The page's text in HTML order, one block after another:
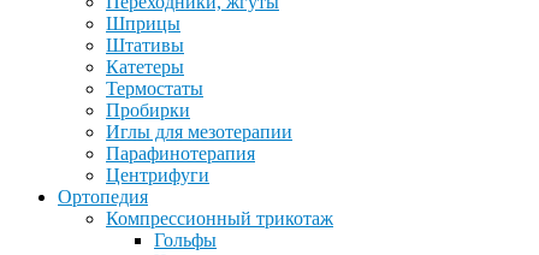
Шприцы
Штативы
Катетеры
Термостаты
Пробирки
Иглы для мезотерапии
Парафинотерапия
Центрифуги
Ортопедия
Компрессионный трикотаж
Гольфы